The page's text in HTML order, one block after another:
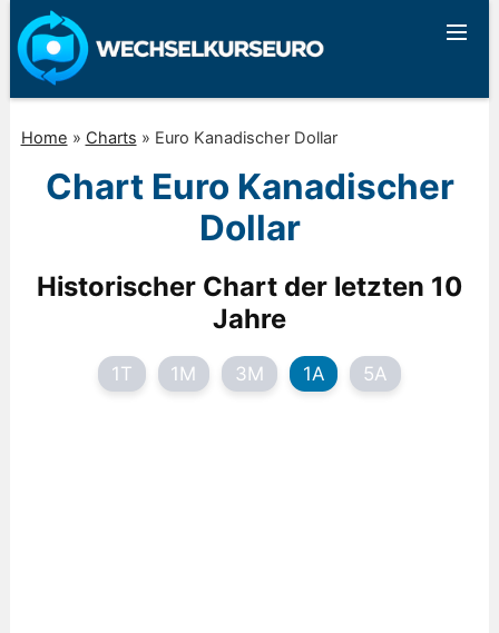
Home » Charts » Euro Kanadischer Dollar
Chart Euro Kanadischer
Dollar
Historischer Chart der letzten 10
Jahre
1T 1M 3M 1A 5A